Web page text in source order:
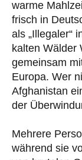
warme
frisch in
als „Illegaler“
kalten Wälder
gemeinsam
Europa. Wer
Afghanistan
der
Mehrere
während sie